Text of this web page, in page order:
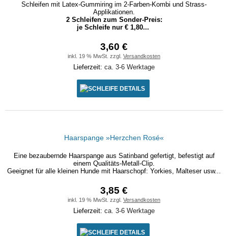
Schleifen mit Latex-Gummiring im 2-Farben-Kombi und Strass-
Applikationen.
2 Schleifen zum Sonder-Preis:
je Schleife nur € 1,80...
3,60 €
inkl. 19 % MwSt. zzgl. Versandkosten
Lieferzeit: ca. 3-6 Werktage
DETAILS
Haarspange »Herzchen Rosé«
Eine bezaubernde Haarspange aus Satinband gefertigt, befestigt auf
einem Qualitäts-Metall-Clip.
Geeignet für alle kleinen Hunde mit Haarschopf: Yorkies, Malteser usw...
3,85 €
inkl. 19 % MwSt. zzgl. Versandkosten
Lieferzeit: ca. 3-6 Werktage
DETAILS